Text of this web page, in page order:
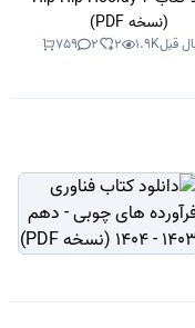
(نسخه PDF)
1.9K
2
2
759